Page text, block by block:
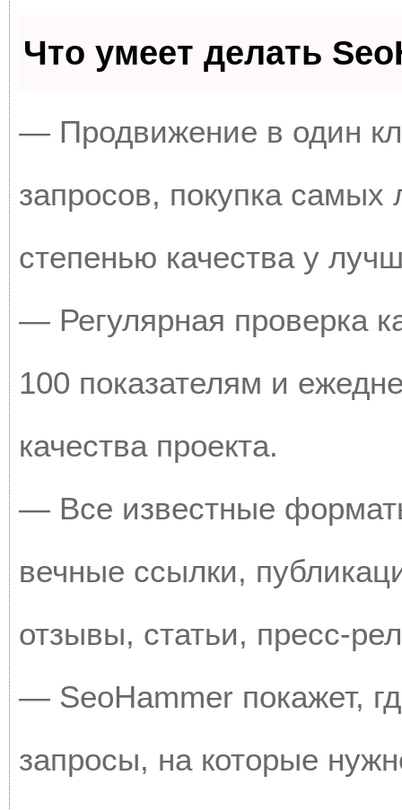
Что умеет делать
— Продвижение в один
запросов, покупка
степенью качества у
— Регулярная проверка
100 показателям и
качества проекта.
— Все известные
вечные ссылки,
отзывы, статьи, пресс-
— SeoHammer покажет,
запросы, на которые